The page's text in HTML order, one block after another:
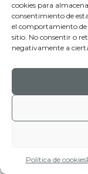
cookies para
consentimiento de
el comportamiento de
sitio. No consentir o
negativamente a
Política de cookies
Politica de